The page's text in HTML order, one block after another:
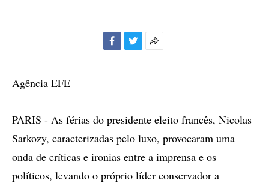
Agência EFE
PARIS - As férias do presidente eleito francês, Nicolas
Sarkozy, caracterizadas pelo luxo, provocaram uma
onda de críticas e ironias entre a imprensa e os
políticos, levando o próprio líder conservador a